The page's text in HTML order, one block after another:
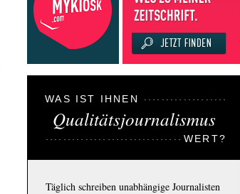
WAS IST IHNEN
Qualitätsjournalismus
WERT?
Täglich schreiben unabhängige Journalisten